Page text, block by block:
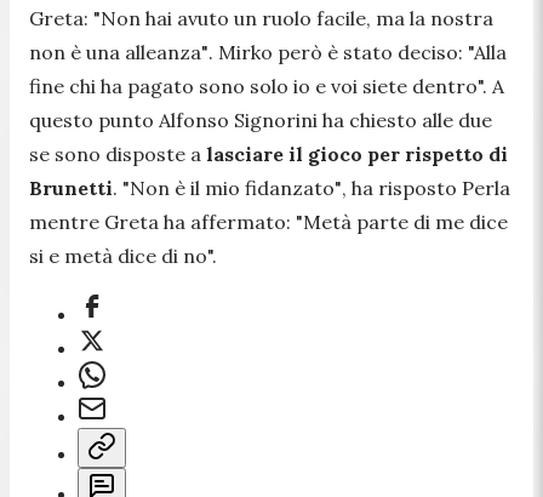
Greta: "Non hai avuto un ruolo facile, ma la nostra
non è una alleanza". Mirko però è stato deciso: "Alla
fine chi ha pagato sono solo io e voi siete dentro". A
questo punto Alfonso Signorini ha chiesto alle due
se sono disposte a lasciare il gioco per rispetto di
Brunetti. "Non è il mio fidanzato", ha risposto Perla
mentre Greta ha affermato: "Metà parte di me dice
si e metà dice di no".